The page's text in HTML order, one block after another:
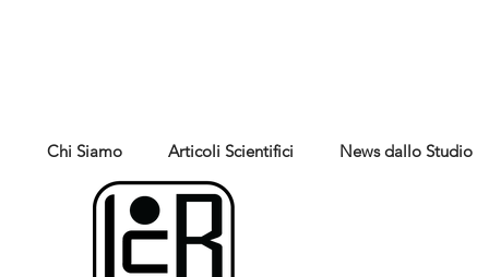
Chi Siamo Articoli Scientifici News dallo Studio